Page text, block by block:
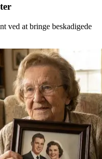
ved at bringe beskadigede